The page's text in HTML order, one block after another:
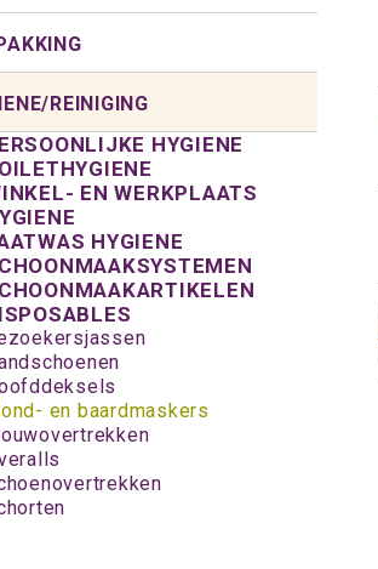
REINIGING
HYGIENE
EN WERKPLAATS
HYGIENE
en baardmaskers